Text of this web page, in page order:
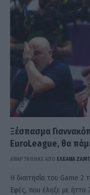
Ξέσπασμα
EuroLeague, θα
ΑΝΑΡΤΗΘΗΚΕ ΑΠΟ ΕΛΕΑΝΑ
Η διαιτησία του Game
Εφές, που έληξε με ήττα